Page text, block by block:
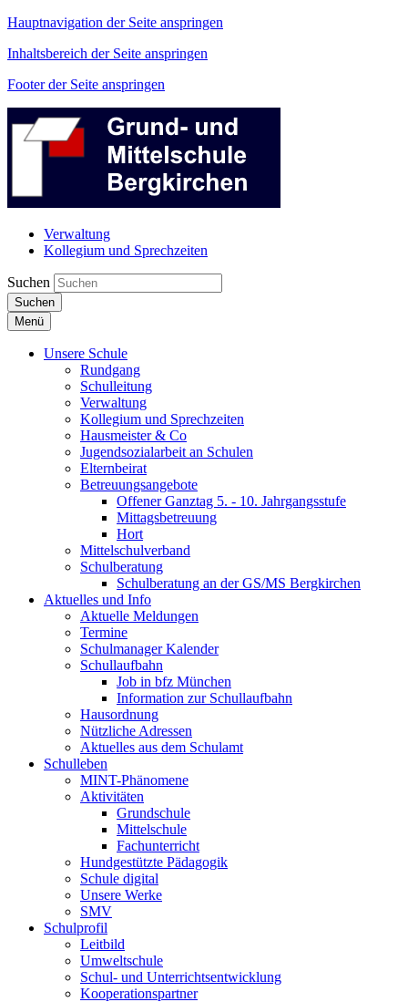
Hauptnavigation der Seite anspringen
Inhaltsbereich der Seite anspringen
Footer der Seite anspringen
Verwaltung
Kollegium und Sprechzeiten
Suchen
Suchen
Menü
Unsere Schule
Rundgang
Schulleitung
Verwaltung
Kollegium und Sprechzeiten
Hausmeister & Co
Jugendsozialarbeit an Schulen
Elternbeirat
Betreuungsangebote
Offener Ganztag 5. - 10. Jahrgangsstufe
Mittagsbetreuung
Hort
Mittelschulverband
Schulberatung
Schulberatung an der GS/MS Bergkirchen
Aktuelles und Info
Aktuelle Meldungen
Termine
Schulmanager Kalender
Schullaufbahn
Job in bfz München
Information zur Schullaufbahn
Hausordnung
Nützliche Adressen
Aktuelles aus dem Schulamt
Schulleben
MINT-Phänomene
Aktivitäten
Grundschule
Mittelschule
Fachunterricht
Hundgestützte Pädagogik
Schule digital
Unsere Werke
SMV
Schulprofil
Leitbild
Umweltschule
Schul- und Unterrichtsentwicklung
Kooperationspartner